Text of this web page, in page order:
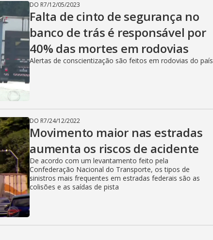
DO R7/12/05/2023
Falta de cinto de segurança no
banco de trás é responsável por
40% das mortes em rodovias
Alertas de conscientização são feitos em rodovias do país
DO R7/24/12/2022
Movimento maior nas estradas
aumenta os riscos de acidente
De acordo com um levantamento feito pela
Confederação Nacional do Transporte, os tipos de
sinistros mais frequentes em estradas federais são as
colisões e as saídas de pista